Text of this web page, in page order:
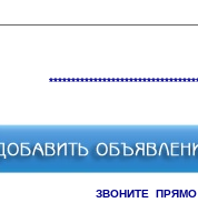
ЗВОНИТЕ